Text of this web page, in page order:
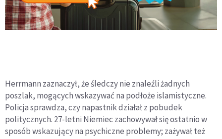
Herrmann zaznaczył, że śledczy nie znaleźli żadnych
poszlak, mogących wskazywać na podłoże islamistyczne.
Policja sprawdza, czy napastnik działał z pobudek
politycznych. 27-letni Niemiec zachowywał się ostatnio w
sposób wskazujący na psychiczne problemy; zażywał też